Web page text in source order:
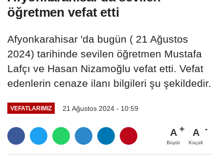
öğretmen vefat etti
Afyonkarahisar 'da bugün ( 21 Ağustos
2024) tarihinde sevilen öğretmen Mustafa
Lafçı ve Hasan Nizamoğlu vefat etti. Vefat
edenlerin cenaze ilanı bilgileri şu şekildedir.
VEFATLARIMIZ 21 Ağustos 2024 - 10:59
A
Büyüt
A
Küçült